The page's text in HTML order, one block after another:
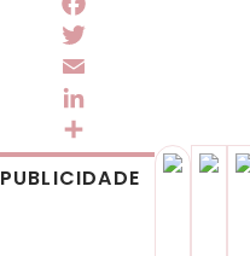
Facebook
Twitter
Email
LinkedIn
Share
PUBLICIDADE